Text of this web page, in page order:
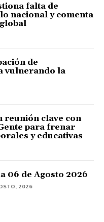
falta de
nacional y comenta
de
vulnerando la
reunión clave con
para frenar
y educativas
06 de Agosto 2026
2026